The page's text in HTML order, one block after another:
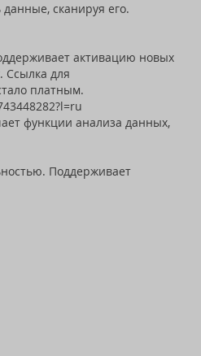
сканируя его.
активацию новых
Ссылка для
платным.
функции анализа данных,
Поддерживает